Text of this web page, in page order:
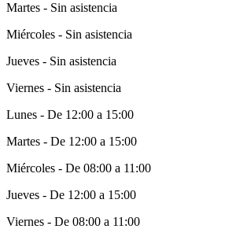
Martes - Sin asistencia
Miércoles - Sin asistencia
Jueves - Sin asistencia
Viernes - Sin asistencia
Lunes - De 12:00 a 15:00
Martes - De 12:00 a 15:00
Miércoles - De 08:00 a 11:00
Jueves - De 12:00 a 15:00
Viernes - De 08:00 a 11:00